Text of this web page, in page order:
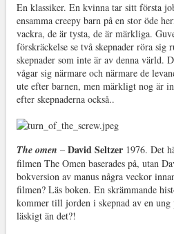
En klassiker. En kvinna tar sitt första
ensamma creepy barn på en stor öde
vackra, de är tysta, de är märkliga.
förskräckelse se två skepnader röra sig
skepnader som inte är av denna värld.
vågar sig närmare och närmare de
ute efter barnen, men märkligt nog är
efter skepnaderna också..
The omen – David Seltzer1976. Det
filmen The Omen baserades på, utan
bokversion av manus några veckor
filmen? Läs boken. En skrämmande
kommer till jorden i skepnad av en
läskigt än det?!